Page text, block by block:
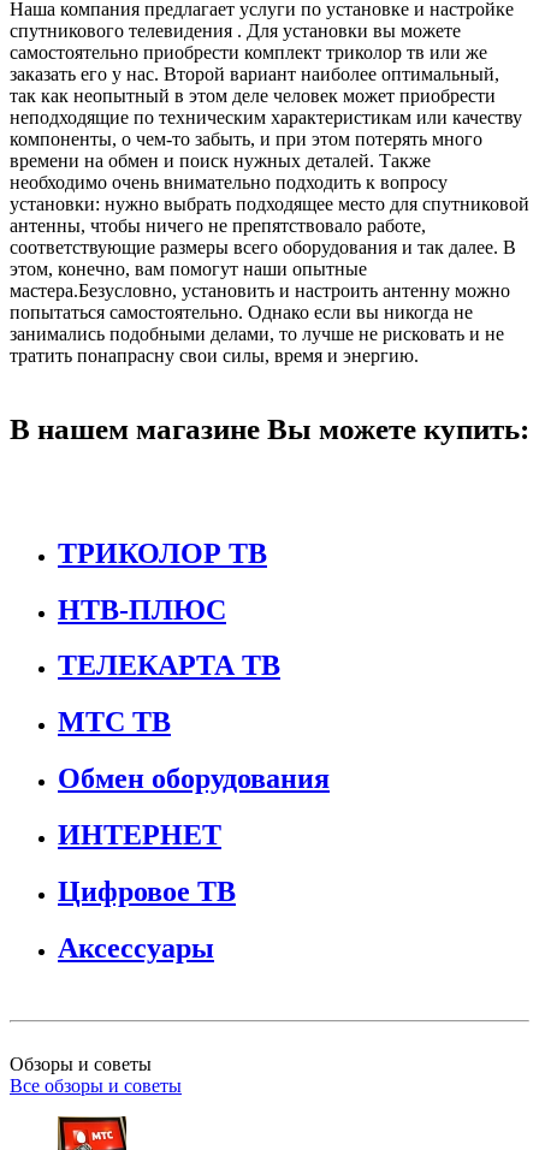
Наша компания предлагает услуги по установке и настройке
спутникового телевидения . Для установки вы можете
самостоятельно приобрести комплект триколор тв или же
заказать его у нас. Второй вариант наиболее оптимальный,
так как неопытный в этом деле человек может приобрести
неподходящие по техническим характеристикам или качеству
компоненты, о чем-то забыть, и при этом потерять много
времени на обмен и поиск нужных деталей. Также
необходимо очень внимательно подходить к вопросу
установки: нужно выбрать подходящее место для спутниковой
антенны, чтобы ничего не препятствовало работе,
соответствующие размеры всего оборудования и так далее. В
этом, конечно, вам помогут наши опытные
мастера.Безусловно, установить и настроить антенну можно
попытаться самостоятельно. Однако если вы никогда не
занимались подобными делами, то лучше не рисковать и не
тратить понапрасну свои силы, время и энергию.
В нашем магазине Вы можете купить:
ТРИКОЛОР ТВ
НТВ-ПЛЮС
ТЕЛЕКАРТА ТВ
МТС ТВ
Обмен оборудования
ИНТЕРНЕТ
Цифровое ТВ
Аксессуары
Обзоры и советы
Все обзоры и советы